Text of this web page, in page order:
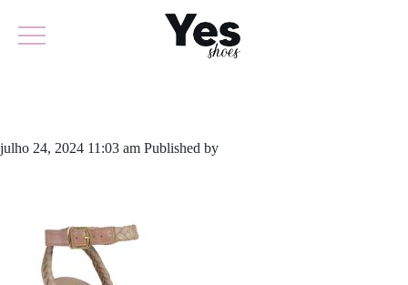
julho 24, 2024 11:03 am Published by